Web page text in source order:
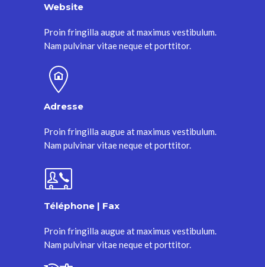
Website
Proin fringilla augue at maximus vestibulum.
Nam pulvinar vitae neque et porttitor.
Adresse
Proin fringilla augue at maximus vestibulum.
Nam pulvinar vitae neque et porttitor.
Téléphone | Fax
Proin fringilla augue at maximus vestibulum.
Nam pulvinar vitae neque et porttitor.